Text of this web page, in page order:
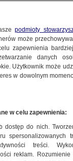
ma nową
podmioty
może
zapewnienia
danych
Użytkownik może
w dowolnym
w celu zapewnienia:
dostęp do nich.
spersonalizowanych
treści.
reklam.